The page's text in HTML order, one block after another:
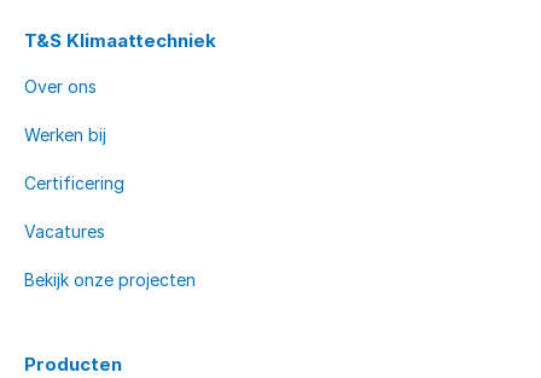
T&S Klimaattechniek
Over ons
Werken bij
Certificering
Vacatures
Bekijk onze projecten
Producten